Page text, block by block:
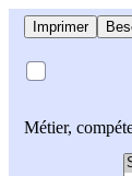
Imprimer
Métier,